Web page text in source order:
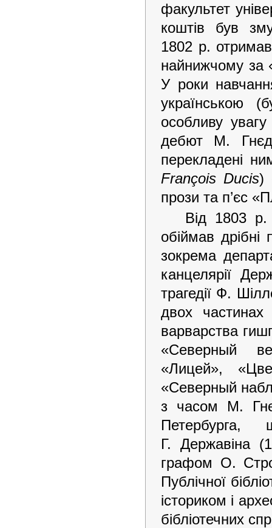
факультет
коштів був
1802 р.
найнижчому за
У роки
українською
особливу
дебют М.
перекладені
François Ducis)
прози та п’єс
Від 1803
обіймав
зокрема
канцелярії
трагедії Ф.
двох
варварства
«Северный
«Лицей»,
«Северный
з часом М.
Г. Державіна
графом О.
Публічної
істориком і
бібліотечних